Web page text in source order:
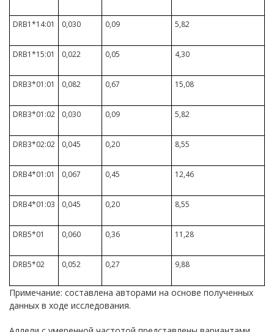
DRB1*14:01 0,030 0,09 5,82
DRB1*15:01 0,022 0,05 4,30
DRB3*01:01 0,082 0,67 15,08
DRB3*01:02 0,030 0,09 5,82
DRB3*02:02 0,045 0,20 8,55
DRB4*01:01 0,067 0,45 12,46
DRB4*01:03 0,045 0,20 8,55
DRB5*01 0,060 0,36 11,28
DRB5*02 0,052 0,27 9,88
Примечание: составлена авторами на основе полученных
данных в ходе исследования.